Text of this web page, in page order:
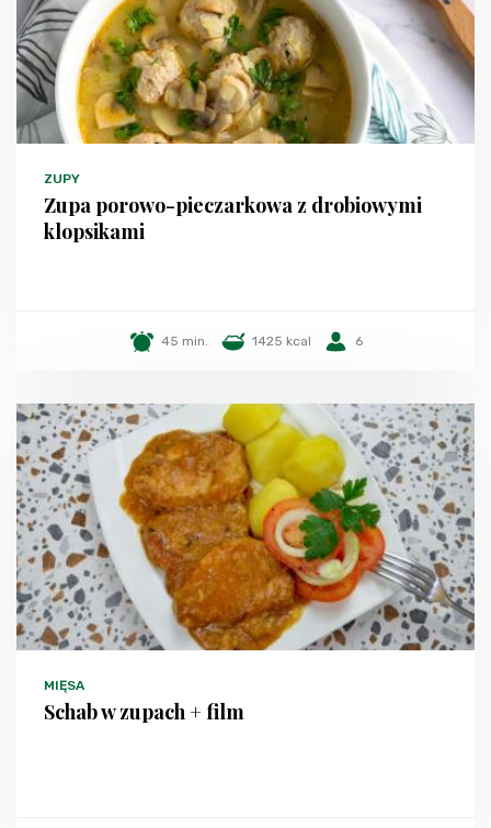
ZUPY
Zupa porowo-pieczarkowa z drobiowymi
klopsikami
45 min. 1425 kcal 6
MIĘSA
Schab w zupach + film